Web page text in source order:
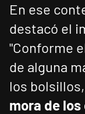
En ese
destacó el
"Conforme
de alguna
los bolsillos,
mora de